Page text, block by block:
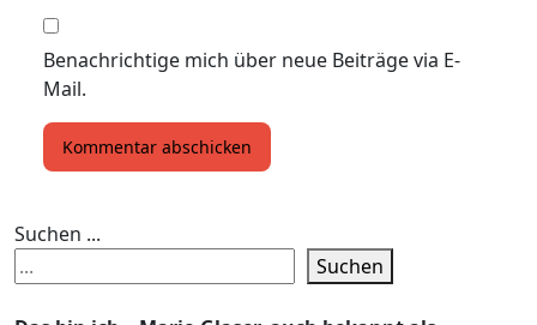
Benachrichtige mich über neue Beiträge via E-
Mail.
Suchen ...
Suchen